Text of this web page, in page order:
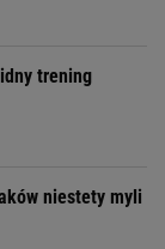
trening
niestety myli